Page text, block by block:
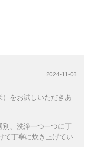
2024-11-08
をお試しいただきあ
、洗浄一つ一つに丁
て丁寧に炊き上げてい